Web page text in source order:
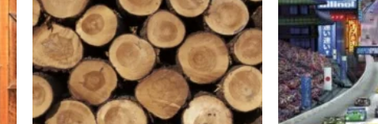
Toevoegen
aan
verlanglijst